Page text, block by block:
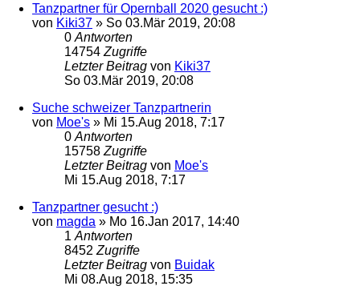
Tanzpartner für Opernball 2020 gesucht :)
von Kiki37 » So 03.Mär 2019, 20:08
0 Antworten
14754 Zugriffe
Letzter Beitrag von Kiki37
So 03.Mär 2019, 20:08
Suche schweizer Tanzpartnerin
von Moe's » Mi 15.Aug 2018, 7:17
0 Antworten
15758 Zugriffe
Letzter Beitrag von Moe's
Mi 15.Aug 2018, 7:17
Tanzpartner gesucht :)
von magda » Mo 16.Jan 2017, 14:40
1 Antworten
8452 Zugriffe
Letzter Beitrag von Buidak
Mi 08.Aug 2018, 15:35